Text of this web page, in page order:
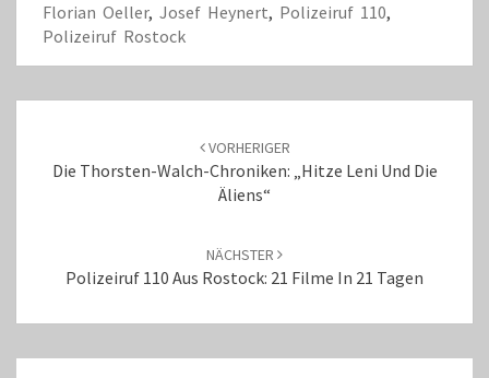
Florian Oeller, Josef Heynert, Polizeiruf 110,
Polizeiruf Rostock
VORHERIGER
Die Thorsten-Walch-Chroniken: „Hitze Leni Und Die
Äliens“
NÄCHSTER
Polizeiruf 110 Aus Rostock: 21 Filme In 21 Tagen